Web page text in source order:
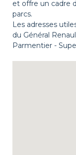
et offre un cadre
parcs.
Les adresses
du Général
Parmentier -